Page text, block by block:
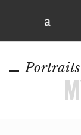
Portraits